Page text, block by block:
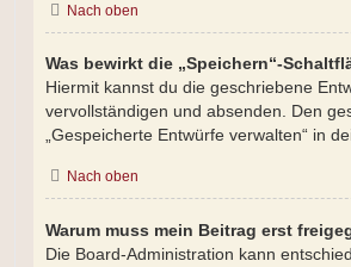
Nach oben
Was bewirkt die „Speichern“-
Hiermit kannst du die geschriebene
vervollständigen und absenden. Den
„Gespeicherte Entwürfe verwalten“ in
Nach oben
Warum muss mein Beitrag erst
Die Board-Administration kann